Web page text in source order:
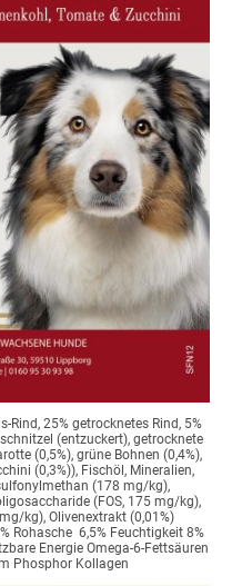
Rind, 25% getrocknetes Rind, 5%
(entzuckert), getrocknete
(0,5%), grüne Bohnen (0,4%),
(0,3%)), Fischöl, Mineralien,
(178 mg/kg),
(FOS, 175 mg/kg),
kg), Olivenextrakt (0,01%)
Rohasche 6,5% Feuchtigkeit 8%
Energie Omega-6-Fettsäuren
Phosphor Kollagen